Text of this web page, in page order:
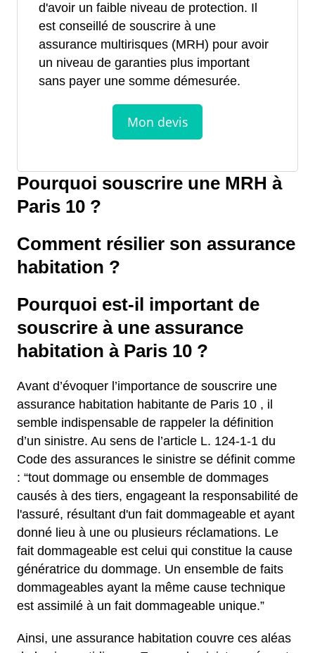
d'avoir un faible niveau de protection. Il
est conseillé de souscrire à une
assurance multirisques (MRH) pour avoir
un niveau de garanties plus important
sans payer une somme démesurée.
Pourquoi souscrire une MRH à
Paris 10 ?
Comment résilier son assurance
habitation ?
Pourquoi est-il important de
souscrire à une assurance
habitation à Paris 10 ?
Avant d’évoquer l’importance de souscrire une
assurance habitation habitante de Paris 10 , il
semble indispensable de rappeler la définition
d’un sinistre. Au sens de l’article L. 124-1-1 du
Code des assurances le sinistre se définit comme
: “tout dommage ou ensemble de dommages
causés à des tiers, engageant la responsabilité de
l'assuré, résultant d'un fait dommageable et ayant
donné lieu à une ou plusieurs réclamations. Le
fait dommageable est celui qui constitue la cause
génératrice du dommage. Un ensemble de faits
dommageables ayant la même cause technique
est assimilé à un fait dommageable unique.”
Ainsi, une assurance habitation couvre ces aléas